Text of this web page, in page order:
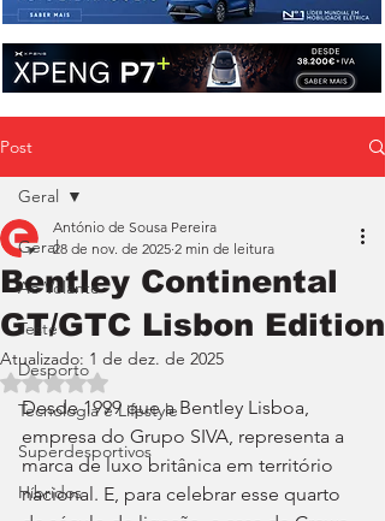
Post
Geral
Ao Volante
Teste
Desporto
Tecnologia e Lifestyle
Superdesportivos
Híbridos
Geral
Bentley Continental
GT/GTC Lisbon Edition
António de Sousa Pereira
28 de nov. de 2025 2 min de leitura
Atualizado: 1 de dez. de 2025
Avaliado com NaN de 5 estrelas.
Desde 1999 que a Bentley Lisboa,
empresa do Grupo SIVA, representa a
marca de luxo britânica em território
nacional. E, para celebrar esse quarto